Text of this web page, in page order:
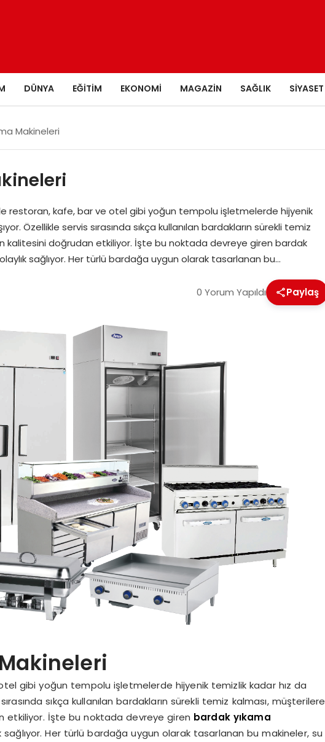
DÜNYA EĞITIM EKONOMI MAGAZIN SAĞLIK SIYASET
Makineleri
restoran, kafe, bar ve otel gibi yoğun tempolu işletmelerde hijyenik
Özellikle servis sırasında sıkça kullanılan bardakların sürekli temiz
kalitesini doğrudan etkiliyor. İşte bu noktada devreye giren bardak
sağlıyor. Her türlü bardağa uygun olarak tasarlanan bu…
0 Yorum Yapıldı Paylaş
gibi yoğun tempolu işletmelerde hijyenik temizlik kadar hız da
sıkça kullanılan bardakların sürekli temiz kalması, müşterilere
etkiliyor. İşte bu noktada devreye giren bardak yıkama
sağlıyor. Her türlü bardağa uygun olarak tasarlanan bu makineler, su